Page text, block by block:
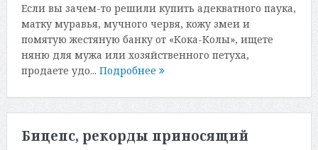
Если вы зачем-то решили купить адекватного паука,
матку муравья, мучного червя, кожу змеи и
помятую жестяную банку от «Кока-Колы», ищете
няню для мужа или хозяйственного петуха,
продаете удо... Подробнее
Бицепс, рекорды приносящий